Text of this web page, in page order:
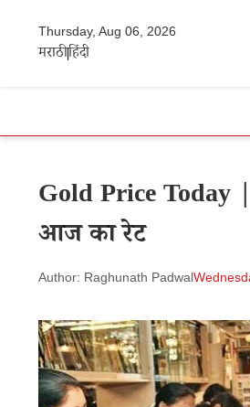
Thursday, Aug 06, 2026
मराठीहिंदी
Gold Price Today |
आज का रेट
Author: Raghunath Padwal